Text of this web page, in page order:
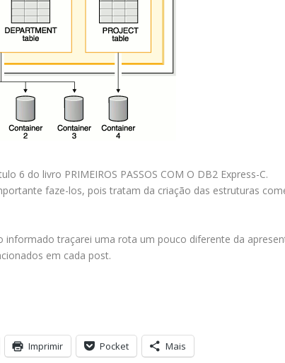
6 do livro PRIMEIROS PASSOS COM O DB2 Express-C.
faze-los, pois tratam da criação das estruturas
traçarei uma rota um pouco diferente da
em cada post.
Imprimir Pocket Mais